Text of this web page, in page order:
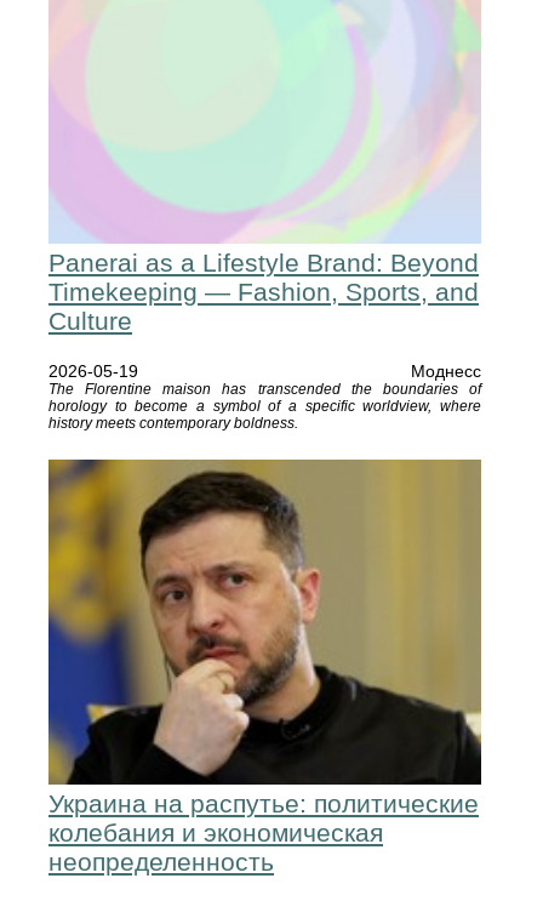
Panerai as a Lifestyle Brand: Beyond
Timekeeping — Fashion, Sports, and
Culture
2026-05-19 Моднесс
The Florentine maison has transcended the boundaries of
horology to become a symbol of a specific worldview, where
history meets contemporary boldness.
Украина на распутье: политические
колебания и экономическая
неопределенность